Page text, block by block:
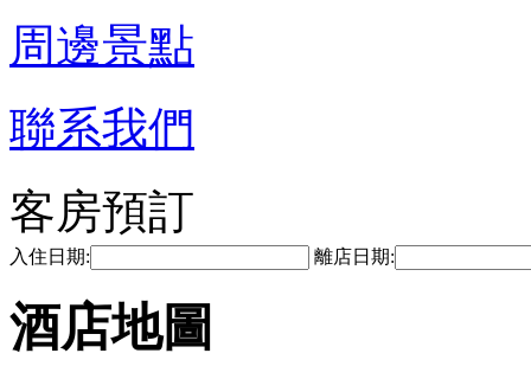
周邊景點
聯系我們
客房預訂
入住日期: 離店日期:
酒店地圖